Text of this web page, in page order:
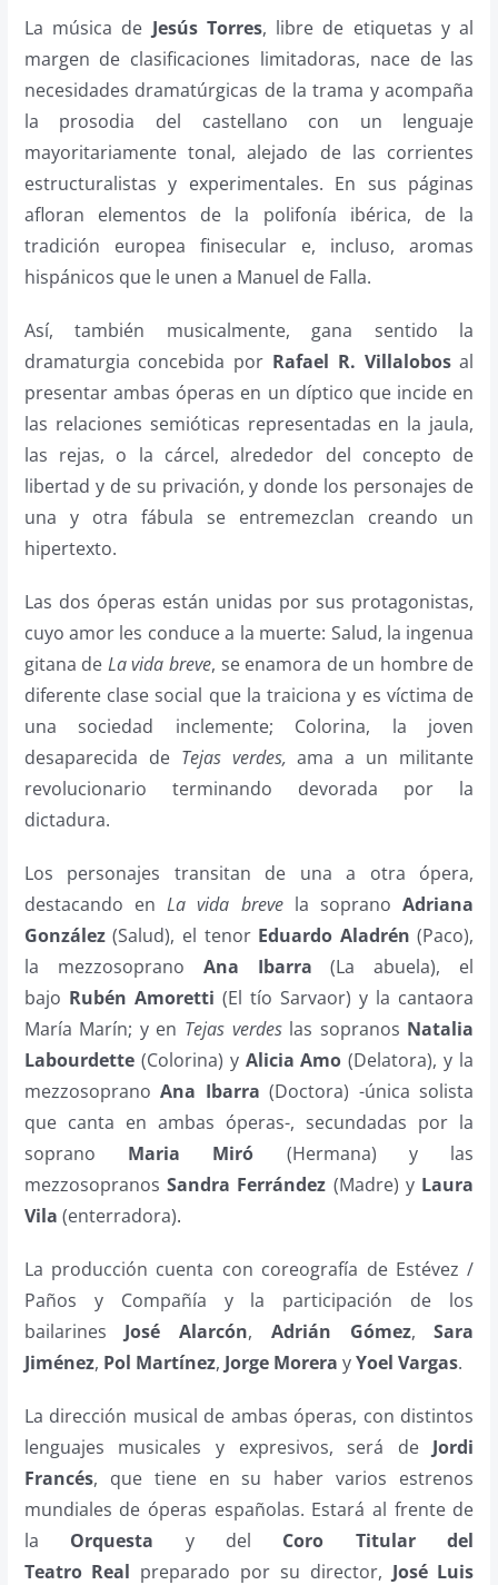
La música de Jesús Torres, libre de etiquetas y al
margen de clasificaciones limitadoras, nace de las
necesidades dramatúrgicas de la trama y acompaña
la prosodia del castellano con un lenguaje
mayoritariamente tonal, alejado de las corrientes
estructuralistas y experimentales. En sus páginas
afloran elementos de la polifonía ibérica, de la
tradición europea finisecular e, incluso, aromas
hispánicos que le unen a Manuel de Falla.
Así, también musicalmente, gana sentido la
dramaturgia concebida por Rafael R. Villalobosal
presentar ambas óperas en un díptico que incide en
las relaciones semióticas representadas en la jaula,
las rejas, o la cárcel, alrededor del concepto de
libertad y de su privación, y donde los personajes de
una y otra fábula se entremezclan creando un
hipertexto.
Las dos óperas están unidas por sus protagonistas,
cuyo amor les conduce a la muerte: Salud, la ingenua
gitana de La vida breve, se enamora de un hombre de
diferente clase social que la traiciona y es víctima de
una sociedad inclemente; Colorina, la joven
desaparecida de Tejas verdes, ama a un militante
revolucionario terminando devorada por la
dictadura.
Los personajes transitan de una a otra ópera,
destacando enLa vida brevela sopranoAdriana
González(Salud), el tenor Eduardo Aladrén (Paco),
la mezzosoprano Ana Ibarra (La abuela), el
bajo Rubén Amoretti (El tío Sarvaor) y la cantaora
María Marín; y en Tejas verdeslas sopranos Natalia
Labourdette(Colorina) y Alicia Amo (Delatora), y la
mezzosopranoAna Ibarra (Doctora) -única solista
que canta en ambas óperas-, secundadas por la
soprano Maria Miró (Hermana) y las
mezzosopranos Sandra Ferrández (Madre) y Laura
Vila (enterradora).
La producción cuenta con coreografía de Estévez /
Paños y Compañía y la participación de los
bailarines José Alarcón, Adrián Gómez,Sara
Jiménez, Pol Martínez, Jorge Morera yYoel Vargas.
La dirección musical de ambas óperas, con distintos
lenguajes musicales y expresivos, será de Jordi
Francés, que tiene en su haber varios estrenos
mundiales de óperas españolas. Estará al frente de
la Orquesta y del Coro Titular del
TeatroReal preparado por su director, José Luis